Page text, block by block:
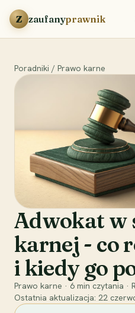
Przejdź do treści
Z zaufanyprawnik
Poradniki / Prawo karne
Adwokat w
karnej - co
i kiedy go
Prawo karne · 6 min czytania ·
Ostatnia aktualizacja: 22